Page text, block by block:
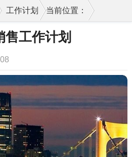
当前位置：
工作计划
售工作计划